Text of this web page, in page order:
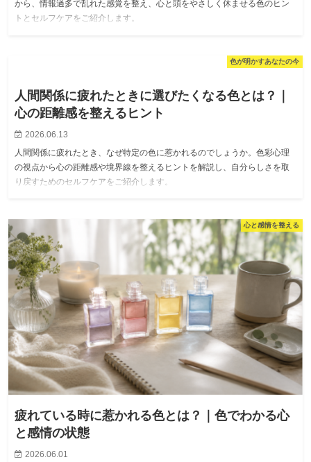
から、情報過多で乱れた感覚を整え、心と頭をやさしく休ませる色のヒン
トとセルフケアをご紹介します。
色が明かすあなたの今
人間関係に疲れたときに選びたくなる色とは？｜
心の距離感を整えるヒント
2026.06.13
人間関係に疲れたとき、なぜ特定の色に惹かれるのでしょうか。色彩心理
の視点から心の距離感や境界線を整えるヒントを解説し、自分らしさを取
り戻すためのセルフケアをご紹介します。
心と感情を整える
疲れている時に惹かれる色とは？｜色でわかる心
と感情の状態
2026.06.01